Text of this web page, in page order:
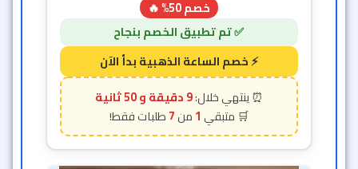
خصم 50% 🔥
9 دقيقة و 48 ثانية
1
7